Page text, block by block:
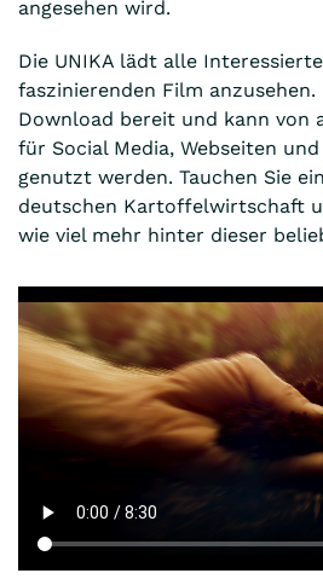
angesehen wird.
Die UNIKA lädt alle
faszinierenden Film
Download bereit und kann von
für Social Media, Webseiten
genutzt werden. Tauchen Sie
deutschen Kartoffelwirtschaft
wie viel mehr hinter dieser